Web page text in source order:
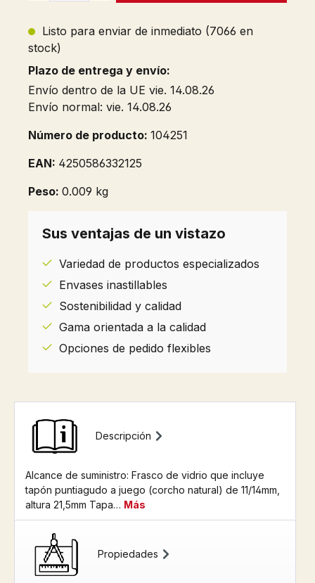
Listo para enviar de inmediato (7066 en
stock)
Plazo de entrega y envío:
Envío dentro de la UE vie. 14.08.26
Envío normal: vie. 14.08.26
Número de producto: 104251
EAN: 4250586332125
Peso: 0.009 kg
Sus ventajas de un vistazo
Variedad de productos especializados
Envases inastillables
Sostenibilidad y calidad
Gama orientada a la calidad
Opciones de pedido flexibles
Descripción
Alcance de suministro: Frasco de vidrio que incluye
tapón puntiagudo a juego (corcho natural) de 11/14mm,
altura 21,5mm Tapa… Más
Propiedades